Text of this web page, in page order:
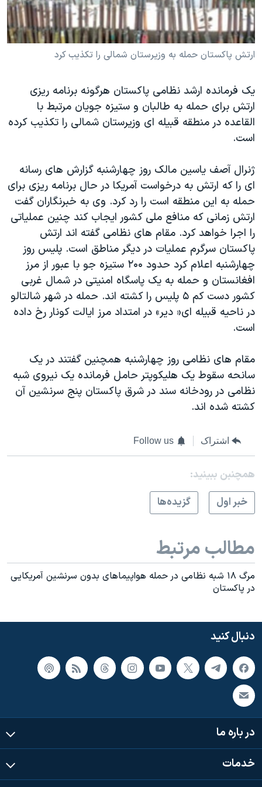
فرهنگ و زندگی
حقوق شهروندی
اقتصادی
اسرائیل در جنگ
آرشیو پخش زنده
مستندها
انتخابات ریاست جمهوری آمریکا ۲۰۲۴
حمله جمهوری اسلامی به اسرائیل
ورزش زنان در ایران
اعتراضات زن، زندگی، آزادی
مجموعه مستندهای دادخواهی
دادگاه حمید نوری
چهل سال گروگان‌گیری
قانون شفافیت دارائی کادر رهبری ایران
اعتراضات مردمی آبان ۹۸
اسرائیل در جنگ
نرگس محمدی برنده جایزه نوبل صلح
همایش محافظه‌کاران آمریکا «سی‌پک»
صفحه‌های ویژه
دنبال کنید
زبانهای مختلف
ارتش پاکستان حمله به وزیرستان شمالی را تکذیب کرد
یک فرمانده ارشد نظامی پاکستان هرگونه برنامه ریزی
ارتش برای حمله به طالبان و ستیزه جویان مرتبط با
القاعده در منطقه قبیله ای وزیرستان شمالی را تکذیب کرده
است.
ژنرال آصف یاسین مالک روز چهارشنبه گزارش های رسانه
ای را که ارتش به درخواست آمریکا در حال برنامه ریزی برای
حمله به این منطقه است را رد کرد. وی به خبرنگاران گفت
ارتش زمانی که منافع ملی کشور ایجاب کند چنین عملیاتی
را اجرا خواهد کرد. مقام های نظامی گفته اند ارتش
پاکستان سرگرم عملیات در دیگر مناطق است. پلیس روز
چهارشنبه اعلام کرد حدود ۲۰۰ ستیزه جو با عبور از مرز
افغانستان و حمله به یک پاسگاه امنیتی در شمال غربی
کشور دست کم ۵ پلیس را کشته اند. حمله در شهر شالتالو
در ناحیه قبیله ای« دیر» در امتداد مرز ایالت کونار رخ داده
است.
مقام های نظامی روز چهارشنبه همچنین گفتند در یک
سانحه سقوط یک هلیکوپتر حامل فرمانده یک نیروی شبه
نظامی در رودخانه سند در شرق پاکستان پنج سرنشین آن
کشته شده اند.
اشتراک Follow us
همچنبن ببینید:
خبر اول
گزيده‌ها
مطالب مرتبط
مرگ ۱۸ شبه نظامی در حمله هواپیماهای بدون سرنشین آمریکایی
در پاکستان
دنبال کنید
در باره ما
خدمات